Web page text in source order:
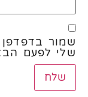
שמור
שלי לפעם